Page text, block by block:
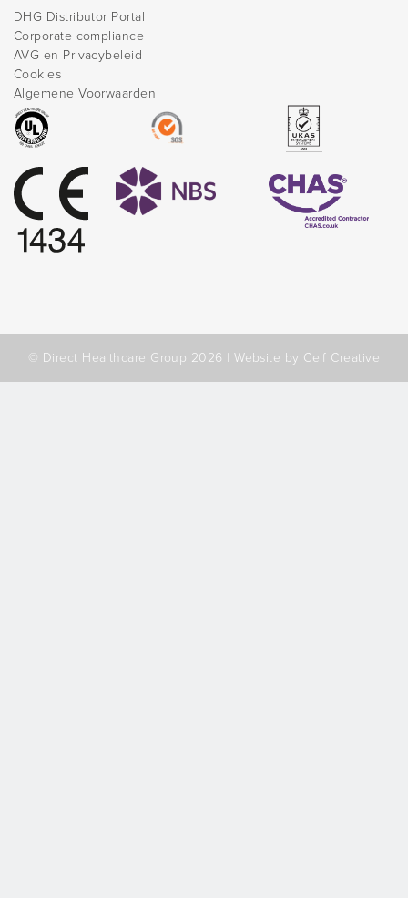
DHG Distributor Portal
Corporate compliance
AVG en Privacybeleid
Cookies
Algemene Voorwaarden
© Direct Healthcare Group 2026 |Website by Celf Creative